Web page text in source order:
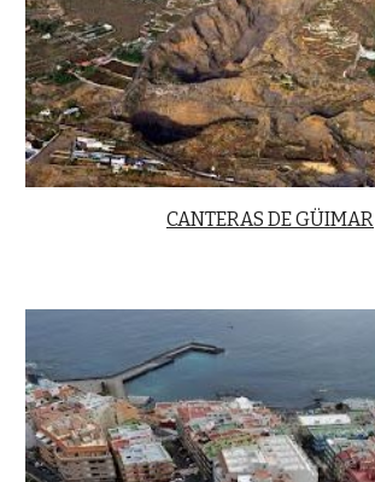
CANTERAS DE GÜIMAR